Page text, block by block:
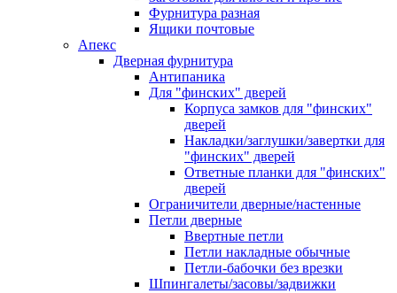
Фурнитура разная
Ящики почтовые
Апекс
Дверная фурнитура
Антипаника
Для "финских" дверей
Корпуса замков для "финских"
дверей
Накладки/заглушки/завертки для
"финских" дверей
Ответные планки для "финских"
дверей
Ограничители дверные/настенные
Петли дверные
Ввертные петли
Петли накладные обычные
Петли-бабочки без врезки
Шпингалеты/засовы/задвижки